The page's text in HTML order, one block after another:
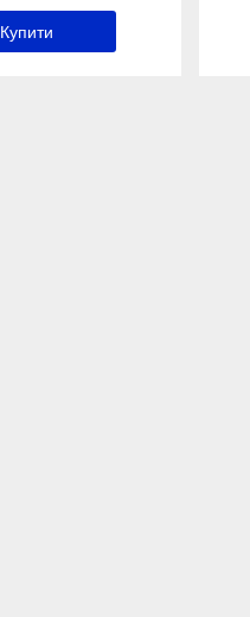
Купити